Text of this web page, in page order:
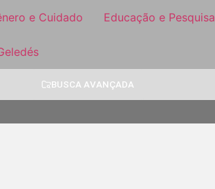
e Cuidado Educação e Pesquisa
BUSCA AVANÇADA